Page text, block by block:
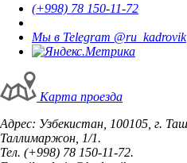
(+998) 78 150-11-72
Мы в Telegram @ru_kadrovik
Карта проезда
Адрес: Узбекистан, 100105, г.
Таллимаржон, 1/1.
Тел. (+998) 78 150-11-72.